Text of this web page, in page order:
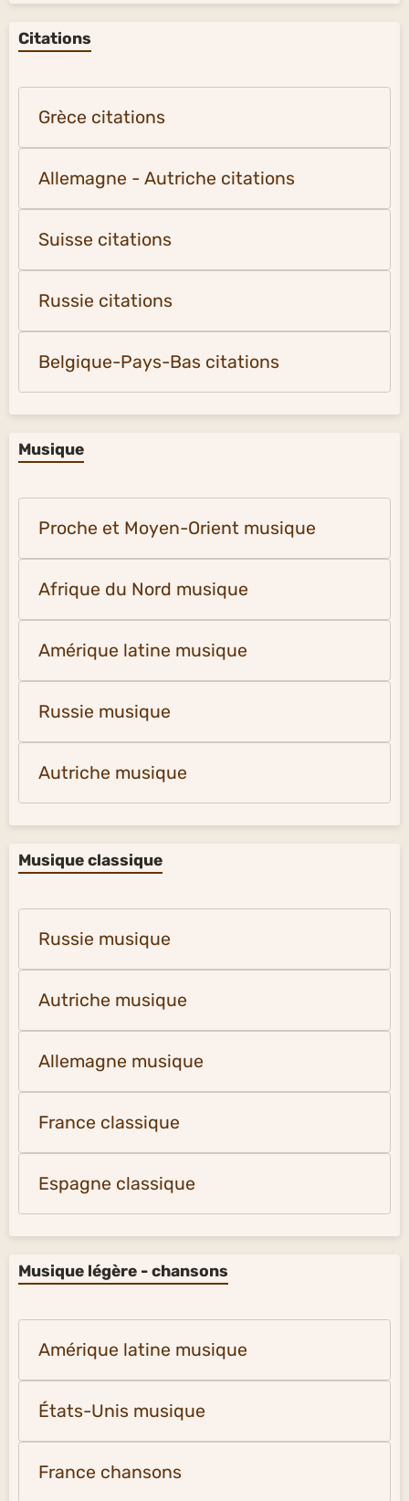
Citations
Grèce citations
Allemagne - Autriche citations
Suisse citations
Russie citations
Belgique-Pays-Bas citations
Musique
Proche et Moyen-Orient musique
Afrique du Nord musique
Amérique latine musique
Russie musique
Autriche musique
Musique classique
Russie musique
Autriche musique
Allemagne musique
France classique
Espagne classique
Musique légère - chansons
Amérique latine musique
États-Unis musique
France chansons